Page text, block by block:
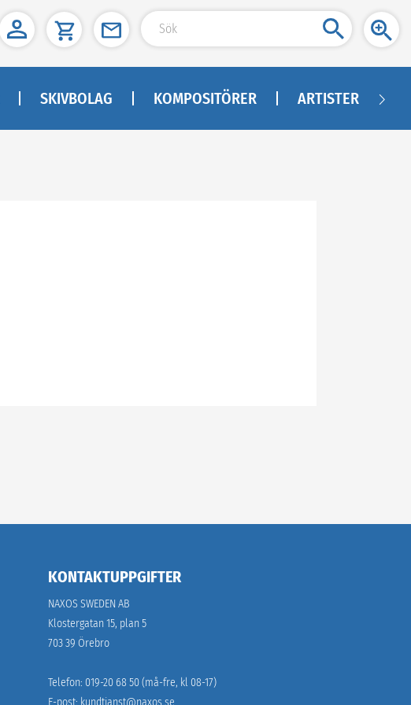
SKIVBOLAG KOMPOSITÖRER ARTISTER
KONTAKTUPPGIFTER
NAXOS SWEDEN AB
Klostergatan 15, plan 5
703 39 Örebro
Telefon: 019-20 68 50 (må-fre, kl 08-17)
E-post: kundtjanst@naxos.se